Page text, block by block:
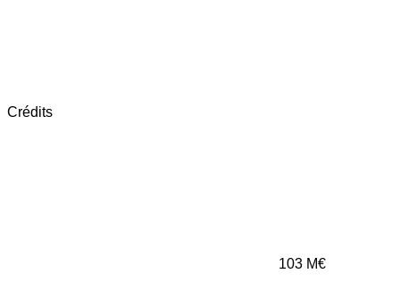
Crédits
103 M€